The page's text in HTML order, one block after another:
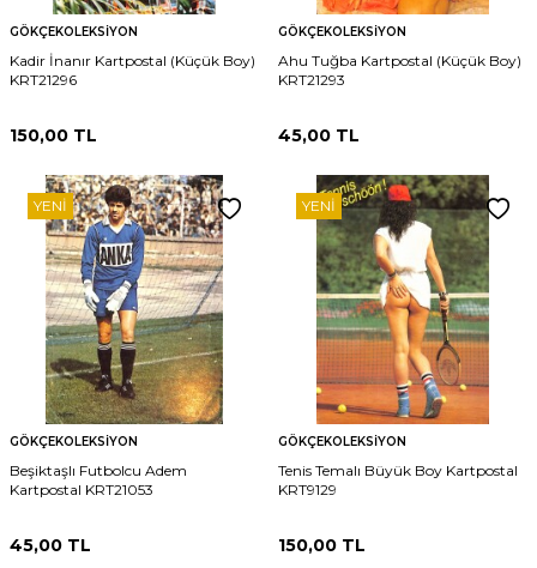
GÖKÇEKOLEKSIYON
Kadir İnanır Kartpostal (Küçük Boy)
KRT21296
150,00 TL
GÖKÇEKOLEKSIYON
Ahu Tuğba Kartpostal (Küçük Boy)
KRT21293
45,00 TL
YENI
GÖKÇEKOLEKSIYON
Beşiktaşlı Futbolcu Adem
Kartpostal KRT21053
45,00 TL
YENI
GÖKÇEKOLEKSIYON
Tenis Temalı Büyük Boy Kartpostal
KRT9129
150,00 TL